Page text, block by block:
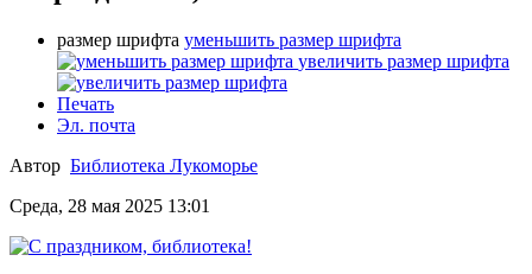
размер шрифта уменьшить размер шрифта
увеличить размер шрифта
Печать
Эл. почта
Автор Библиотека Лукоморье
Среда, 28 мая 2025 13:01